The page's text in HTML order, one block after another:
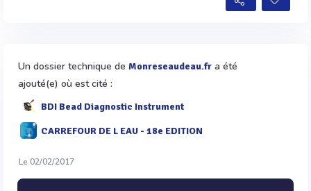
Un dossier technique de Monreseaudeau.fr a été
ajouté(e) où est cité :
BDI Bead Diagnostic Instrument
CARREFOUR DE L EAU - 18e EDITION
Le 02/02/2017